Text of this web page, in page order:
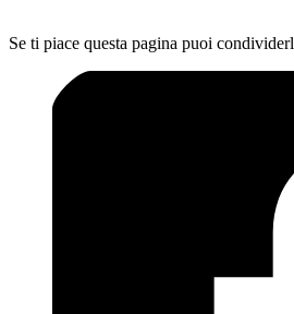
Se ti piace questa pagina puoi